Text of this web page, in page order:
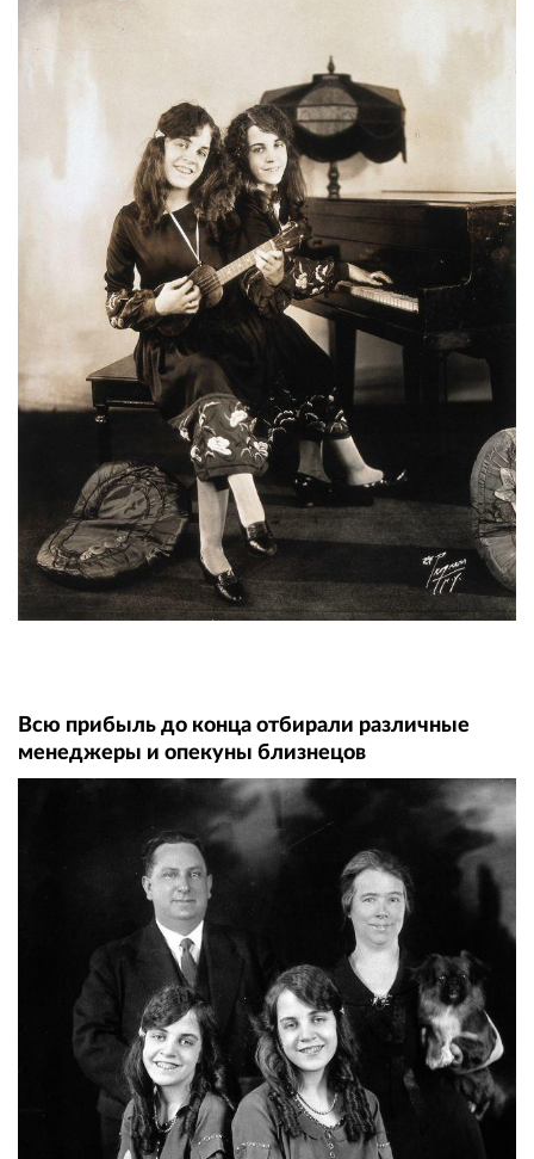
Всю прибыль до конца отбирали различные
менеджеры и опекуны близнецов